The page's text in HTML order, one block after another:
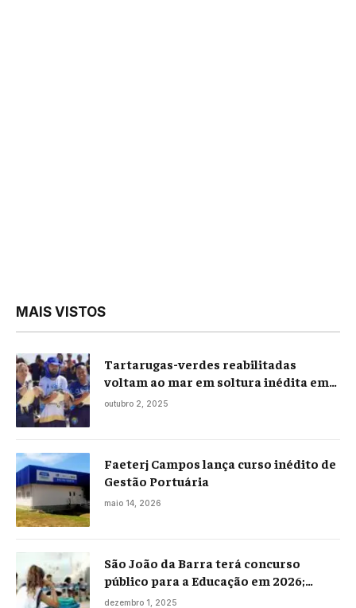
MAIS VISTOS
Tartarugas-verdes reabilitadas
voltam ao mar em soltura inédita em
Praia Seca
outubro 2, 2025
Faeterj Campos lança curso inédito de
Gestão Portuária
maio 14, 2026
São João da Barra terá concurso
público para a Educação em 2026;
projeto já está na Câmara
dezembro 1, 2025